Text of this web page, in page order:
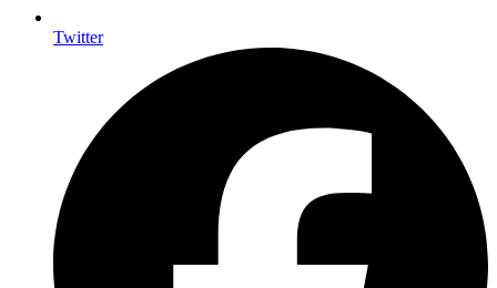
Twitter